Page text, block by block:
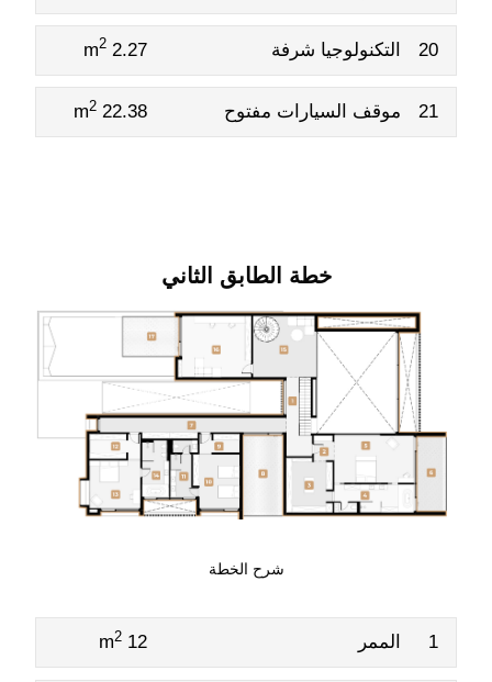
20 التكنولوجيا شرفة 2.27 m
2
21 موقف السيارات مفتوح 22.38 m
2
خطة الطابق الثاني
شرح الخطة
1 الممر 12 m
2